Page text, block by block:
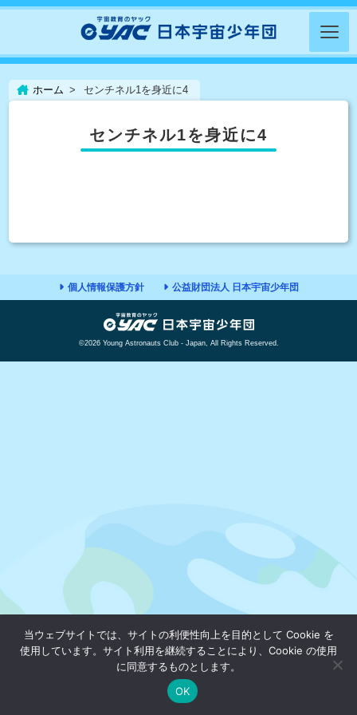
ホーム センチネル1を身近に4
センチネル1を身近に4
個人情報保護方針 公益財団法人 日本宇宙少年団
©2026 Young Astronauts Club - Japan, All Rights Reserved.
当ウェブサイトでは、サイトの利便性向上を目的として Cookie を
使用しています。サイト利用を継続することにより、Cookie の使用
に同意するものとします。
OK